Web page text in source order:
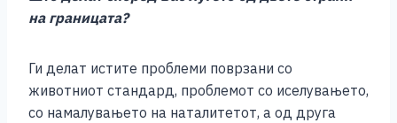
на границата?
Ги делат истите проблеми поврзани со
животниот стандард, проблемот со иселувањето,
со намалувањето на наталитетот, а од друга